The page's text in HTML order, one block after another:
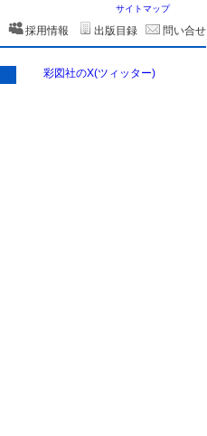
サイトマップ
採用情報 出版目録
問い合せ
彩図社のX(ツィッター)